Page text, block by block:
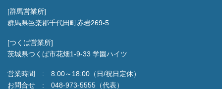
[群馬営業所]
群馬県邑楽郡千代田町赤岩269-5
[つくば営業所]
茨城県つくば市花畑1-9-33 学園ハイツ
営業時間 : 8:00～18:00（日/祝日定休）
お問合せ : 048-973-5555（代表）